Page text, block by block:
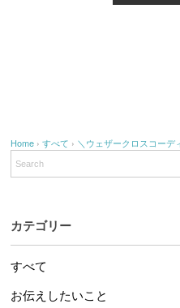
Home ›すべて › ＼ウェザークロスコーデ
カテゴリー
すべて
お伝えしたいこと